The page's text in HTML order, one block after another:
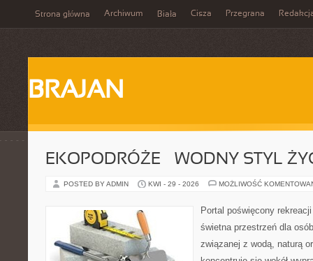
Strona główna Archiwum Biała Cisza Przegrana
BRAJAN
EKOPODRÓŻE – WODNY STYL
POSTED BY ADMIN KWI - 29 - 2026 MOŻLIWOŚĆ
Portal poświęcony
świetna przestrzeń dla
związanej z wodą, naturą